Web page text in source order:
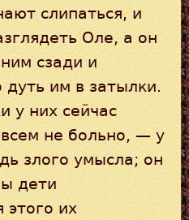
слипаться, и
Оле, а он
сзади и
дуть им в затылки.
у них сейчас
не больно, — у
злого умысла; он
дети
этого их